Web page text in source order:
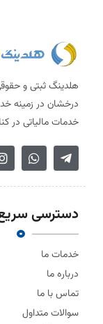
درخشان در زمینه
خدمات مالیاتی در
دسترسی
خدمات ما
درباره ما
تماس با ما
سوالات متداول